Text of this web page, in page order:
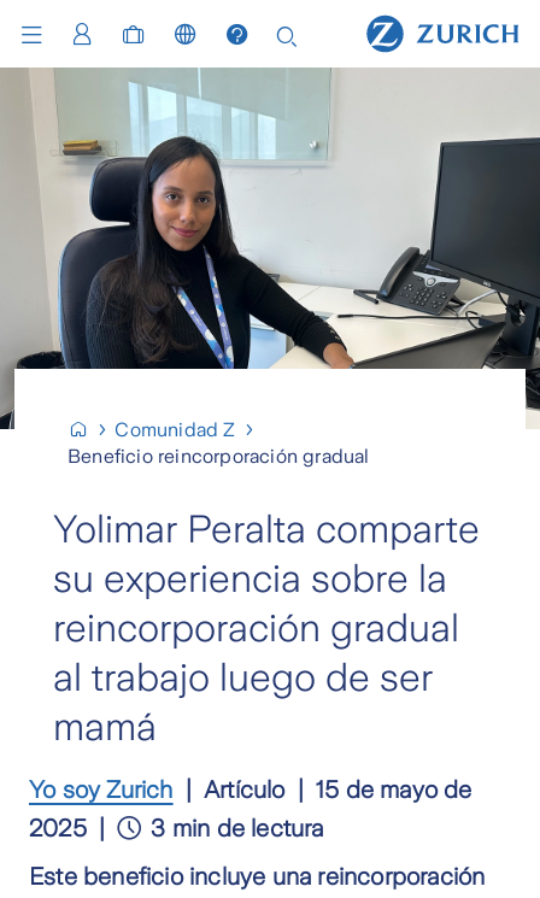
Comunidad Z
Beneficio reincorporación gradual
Yolimar Peralta comparte
su experiencia sobre la
reincorporación gradual
al trabajo luego de ser
mamá
Yo soy Zurich Artículo
15 de mayo de
2025
3 min de lectura
Este beneficio incluye una reincorporación